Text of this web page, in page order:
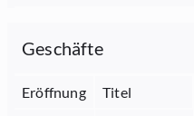
Geschäfte
Eröffnung Titel